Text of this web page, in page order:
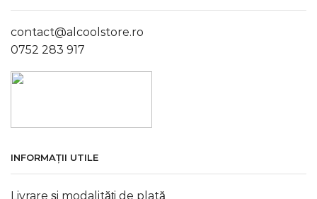
contact@alcoolstore.ro
0752 283 917
INFORMAȚII UTILE
Livrare și modalități de plată